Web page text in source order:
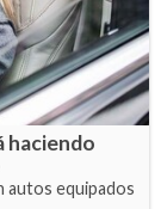
haciendo
autos equipados